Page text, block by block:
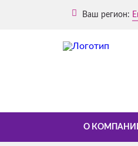
Ваш регион:
О